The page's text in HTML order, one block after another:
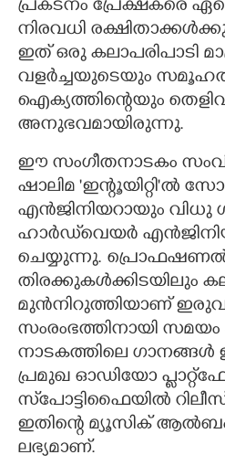
പ്രകടനം പ്രേക്ഷകരെ
നിരവധി
ഇത് ഒരു കലാപരിപാടി
വളർച്ചയുടെയും
ഐക്യത്തിന്റെയും
അനുഭവമായിരുന്നു.
ഈ സംഗീതനാടകം
ഷാലിമ 'ഇന്റൂയിറ്റി"ൽ
എൻജിനിയറായും വിധു
ഹാർഡ്‌വെയർ
ചെയ്യുന്നു. പ്രൊഫഷണൽ
തിരക്കുകൾക്കിടയിലും
മുൻനിറുത്തിയാണ്
സംരംഭത്തിനായി
നാടകത്തിലെ ഗാനങ്ങൾ
പ്രമുഖ ഓഡിയോ
സ്‌പോട്ടിഫൈയിൽ
ഇതിന്റെ മ്യൂസിക്
ലഭ്യമാണ്.